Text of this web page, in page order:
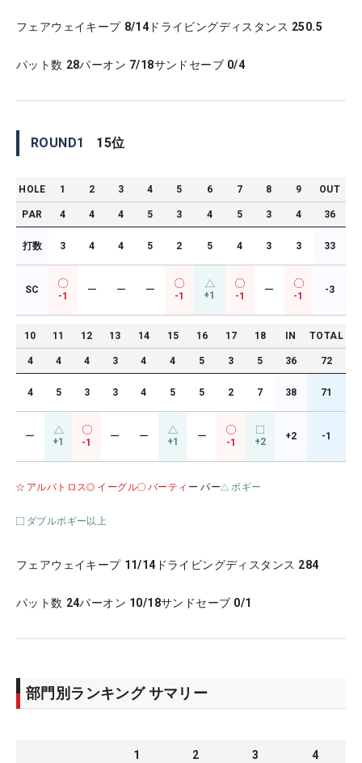
フェアウェイキープ 8/14 ドライビングディスタンス 250.5
パット数 28パーオン 7/18サンドセーブ 0/4
ROUND1 15位
HOLE 1 2 3 4 5 6 7 8 9 OUT
PAR 4 4 4 5 3 4 5 3 4 36
打数 3 4 4 5 2 5 4 3 3 33
SC
-1
ー ー ー
-1 +1 -1
ー
-1
-3
10 11 12 13 14 15 16 17 18 IN TOTAL
4 4 4 3 4 4 5 3 5 36 72
4 5 3 3 4 5 5 2 7 38 71
ー +1 -1
ー ー +1 ー
-1 +2 +2 -1
アルバトロス イーグル バーティ ー パー ボギー
ダブルボギー以上
フェアウェイキープ 11/14 ドライビングディスタンス 284
パット数 24パーオン 10/18サンドセーブ 0/1
部門別ランキング サマリー
1 2 3 4